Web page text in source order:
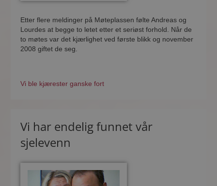
Etter flere meldinger på Møteplassen følte Andreas og
Lourdes at begge to letet etter et seriøst forhold. Når de
to møtes var det kjærlighet ved første blikk og november
2008 giftet de seg.
Vi ble kjærester ganske fort
Vi har endelig funnet vår
sjelevenn